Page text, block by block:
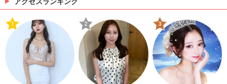
バ図鑑##新潟ナイトナビ#Andy#Dremo#nnn#ナイツ
イ#ヘアメイク#フクロウ#新潟#新潟駅前#飲み屋#求
人#シャンパン#ナイト#ナイトビジネス#ギャル#クラ
ブ#キャバ図鑑#いいねした人全員フォロー#新潟ナイ
トナビ#Andy#Dremo#nnn#ナイツネット#ポケパラ#
きゃばきゃば#
Jena
もうすぐです😌
今週は水,木,金,土曜日出勤予定です！何...
14日前
> 日記一覧を見る
1 2 3